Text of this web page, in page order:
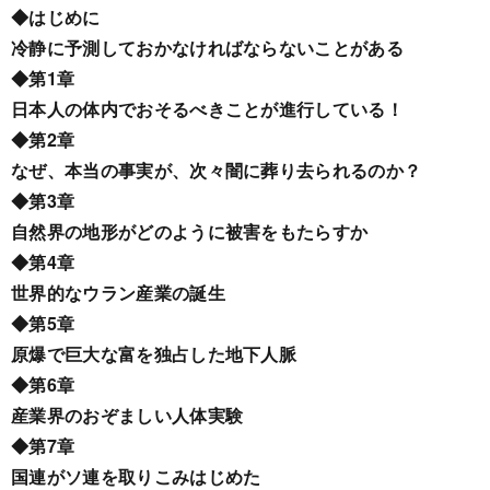
◆はじめに
冷静に予測しておかなければならないことがある
◆第1章
日本人の体内でおそるべきことが進行している！
◆第2章
なぜ、本当の事実が、次々闇に葬り去られるのか？
◆第3章
自然界の地形がどのように被害をもたらすか
◆第4章
世界的なウラン産業の誕生
◆第5章
原爆で巨大な富を独占した地下人脈
◆第6章
産業界のおぞましい人体実験
◆第7章
国連がソ連を取りこみはじめた